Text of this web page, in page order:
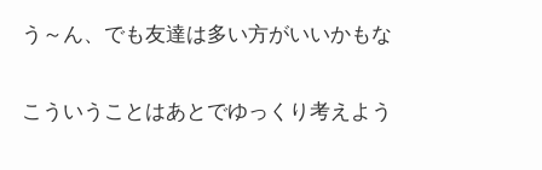
う～ん、でも友達は多い方がいいかもな
こういうことはあとでゆっくり考えよう